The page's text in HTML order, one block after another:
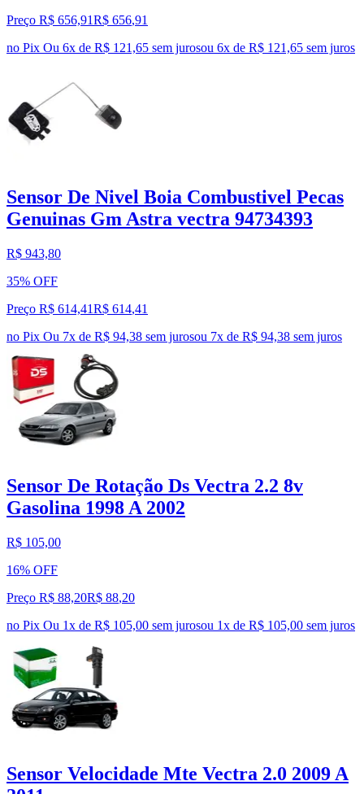
Preço R$ 656,91R$ 656,91
no Pix Ou 6x de R$ 121,65 sem jurosou 6x de R$ 121,65 sem juros
Sensor De Nivel Boia Combustivel Pecas
Genuinas Gm Astra vectra 94734393
R$ 943,80
35% OFF
Preço R$ 614,41R$ 614,41
no Pix Ou 7x de R$ 94,38 sem jurosou 7x de R$ 94,38 sem juros
Sensor De Rotação Ds Vectra 2.2 8v
Gasolina 1998 A 2002
R$ 105,00
16% OFF
Preço R$ 88,20R$ 88,20
no Pix Ou 1x de R$ 105,00 sem jurosou 1x de R$ 105,00 sem juros
Sensor Velocidade Mte Vectra 2.0 2009 A